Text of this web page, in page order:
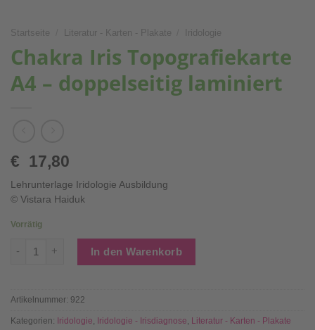
Startseite Literatur - Karten - Plakate Iridologie
Chakra Iris Topografiekarte
A4 – doppelseitig laminiert
€ 17,80
Lehrunterlage Iridologie Ausbildung
© Vistara Haiduk
Vorrätig
Chakra Iris Topografiekarte A4 - doppelseitig laminiert Menge
In den Warenkorb
Artikelnummer: 922
Kategorien: Iridologie, Iridologie - Irisdiagnose, Literatur - Karten - Plakate